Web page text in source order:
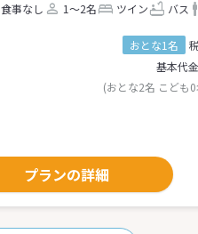
食事なし 1～2名 ツイン バス
おとな1名
基本代
(おとな2名 こども
プランの詳細